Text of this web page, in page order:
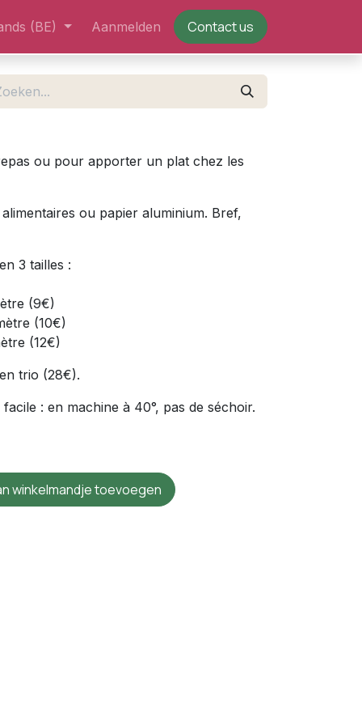
(BE) Aanmelden Contact us
ou pour apporter un plat chez les
ou papier aluminium. Bref,
3 tailles :
(9€)
(10€)
(12€)
trio (28€).
: en machine à 40°, pas de séchoir.
winkelmandje toevoegen